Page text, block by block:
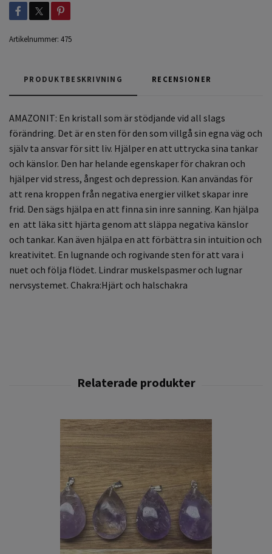
Artikelnummer: 475
PRODUKTBESKRIVNING RECENSIONER
AMAZONIT: En kristall som är stödjande vid all slags
förändring. Det är en sten för den som villgå sin egna väg och
själv ta ansvar för sitt liv. Hjälper en att uttrycka sina tankar
och känslor. Den har helande egenskaper för chakran och
hjälper vid stress, ångest och depression. Kan användas för
att rena kroppen från negativa energier vilket skapar inre
frid. Den sägs hjälpa en att finna sin inre sanning. Kan hjälpa
en att läka sitt hjärta genom att släppa negativa känslor
och tankar. Kan även hjälpa en att förbättra sin intuition och
kreativitet. En lugnande och rogivande sten för att vara i
nuet och följa flödet. Lindrar muskelspasmer och lugnar
nervsystemet. Chakra:Hjärt och halschakra